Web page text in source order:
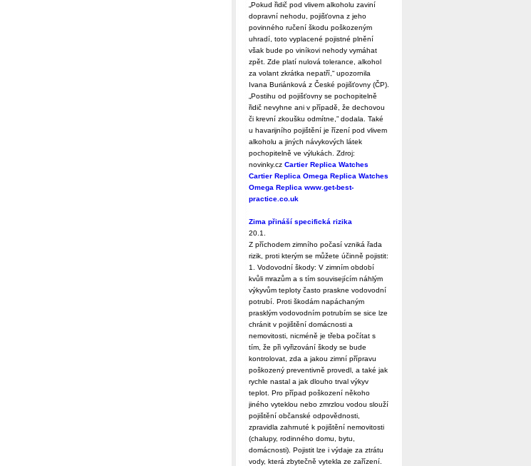
„Pokud řidič pod vlivem alkoholu zaviní
dopravní nehodu, pojišťovna z jeho
povinného ručení škodu poškozeným
uhradí, toto vyplacené pojistné plnění
však bude po viníkovi nehody vymáhat
zpět. Zde platí nulová tolerance, alkohol
za volant zkrátka nepatří,“ upozornila
Ivana Buriánková z České pojišťovny (ČP).
„Postihu od pojišťovny se pochopitelně
řidič nevyhne ani v případě, že dechovou
či krevní zkoušku odmítne,” dodala. Také
u havarijního pojištění je řízení pod vlivem
alkoholu a jiných návykových látek
pochopitelně ve výlukách. Zdroj:
novinky.cz Cartier Replica Watches
Cartier Replica Omega Replica Watches
Omega Replica www.get-best-
practice.co.uk
Zima přináší specifická rizika
20.1.
Z příchodem zimního počasí vzniká řada
rizik, proti kterým se můžete účinně pojistit:
1. Vodovodní škody: V zimním období
kvůli mrazům a s tím souvisejícím náhlým
výkyvům teploty často praskne vodovodní
potrubí. Proti škodám napáchaným
prasklým vodovodním potrubím se sice lze
chránit v pojištění domácnosti a
nemovitosti, nicméně je třeba počítat s
tím, že při vyřizování škody se bude
kontrolovat, zda a jakou zimní přípravu
poškozený preventivně provedl, a také jak
rychle nastal a jak dlouho trval výkyv
teplot. Pro případ poškození někoho
jiného vyteklou nebo zmrzlou vodou slouží
pojištění občanské odpovědnosti,
zpravidla zahrnuté k pojištění nemovitosti
(chalupy, rodinného domu, bytu,
domácnosti). Pojistit lze i výdaje za ztrátu
vody, která zbytečně vytekla ze zařízení.